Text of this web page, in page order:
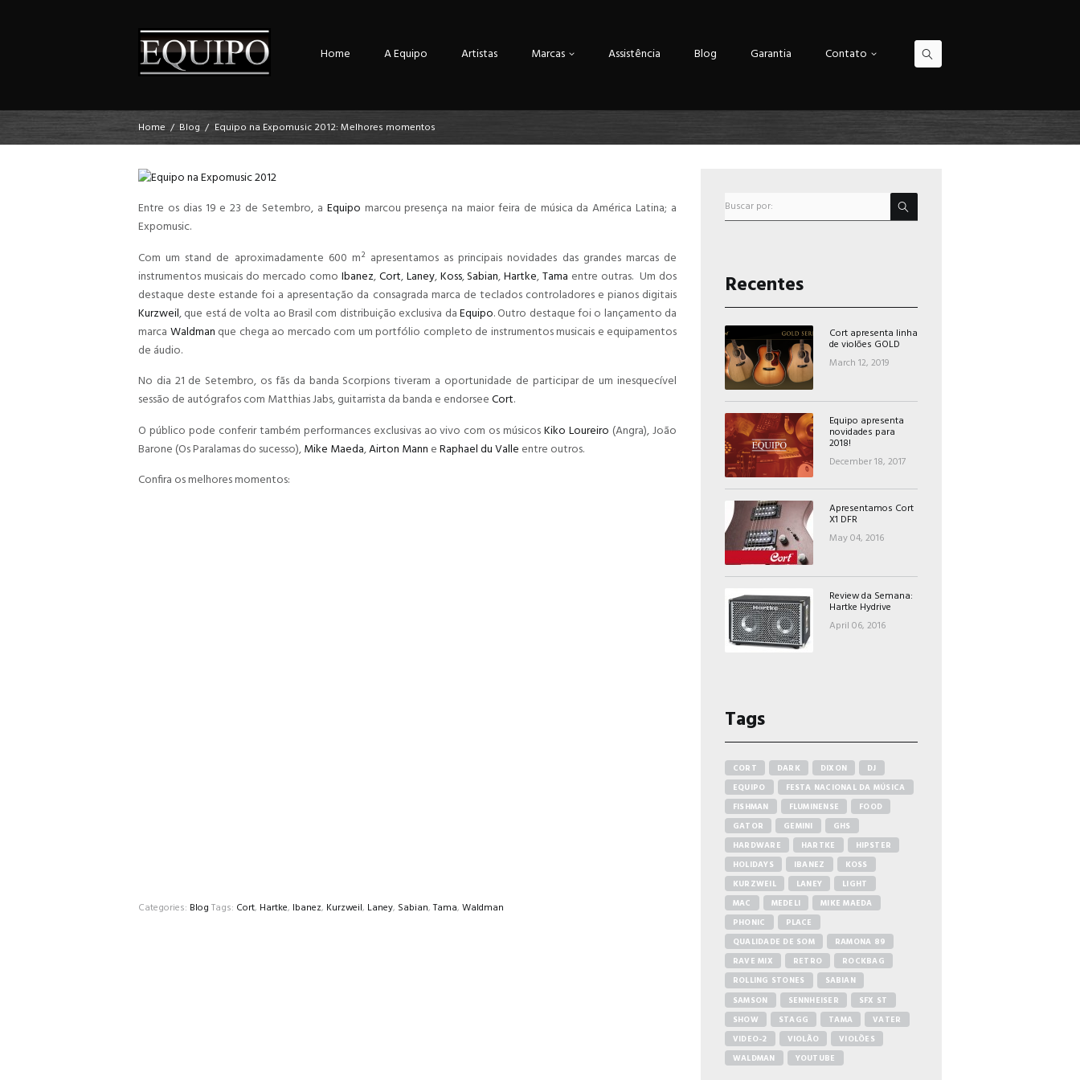
Home A Equipo Artistas Marcas Assistência Blog Garantia Contato
Home Blog Equipo na Expomusic 2012: Melhores momentos
Entre os dias 19 e 23 de Setembro, a Equipo marcou presença na maior feira de música da América Latina; a
Expomusic.
Com um stand de aproximadamente 600 m² apresentamos as principais novidades das grandes marcas de
instrumentos musicais do mercado como Ibanez,Cort,Laney,Koss,Sabian,Hartke,Tama entre outras. Um dos
destaque deste estande foi a apresentação da consagrada marca de teclados controladores e pianos digitais
Kurzweil, que está de volta ao Brasil com distribuição exclusiva daEquipo. Outro destaque foi o lançamento da
marca Waldman que chega ao mercado com um portfólio completo de instrumentos musicais e equipamentos
de áudio.
No dia 21 de Setembro, os fãs da banda Scorpions tiveram a oportunidade de participar de um inesquecível
sessão de autógrafos com Matthias Jabs, guitarrista da banda e endorseeCort.
O público pode conferir também performances exclusivas ao vivo com os músicosKiko Loureiro (Angra), João
Barone (Os Paralamas do sucesso),Mike Maeda,Airton Mann eRaphael du Valle entre outros.
Confira os melhores momentos:
Categories: Blog Tags: Cort, Hartke, Ibanez, Kurzweil, Laney, Sabian,Tama, Waldman
Recentes
Cort apresenta linha
de violões GOLD
March 12, 2019
Equipo apresenta
novidades para
2018!
December 18, 2017
Apresentamos Cort
X1 DFR
May 04, 2016
Review da Semana:
Hartke Hydrive
April 06, 2016
Tags
CORT DARK DIXON
DJ
EQUIPO
FESTA NACIONAL DA MÚSICA
FISHMAN
FLUMINENSE
FOOD
GATOR
GEMINI
GHS
HARDWARE
HARTKE
HIPSTER
HOLIDAYS
IBANEZ
KOSS
KURZWEIL
LANEY
LIGHT
MAC
MEDELI
MIKE MAEDA
PHONIC
PLACE
QUALIDADE DE SOM
RAMONA 89
RAVE MIX
RETRO
ROCKBAG
ROLLING STONES
SABIAN
SAMSON
SENNHEISER
SFX ST
SHOW
STAGG TAMA
VATER
VIDEO-2
VIOLÃO
VIOLÕES
WALDMAN
YOUTUBE